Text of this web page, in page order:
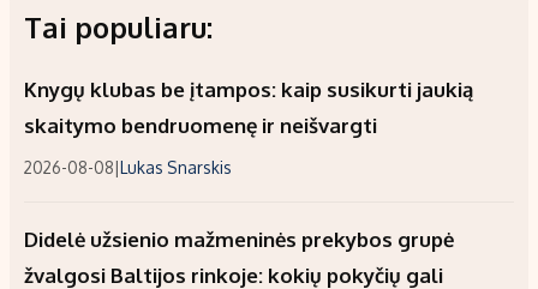
Tai populiaru:
Knygų klubas be įtampos: kaip susikurti jaukią
skaitymo bendruomenę ir neišvargti
2026-08-08|Lukas Snarskis
Didelė užsienio mažmeninės prekybos grupė
žvalgosi Baltijos rinkoje: kokių pokyčių gali